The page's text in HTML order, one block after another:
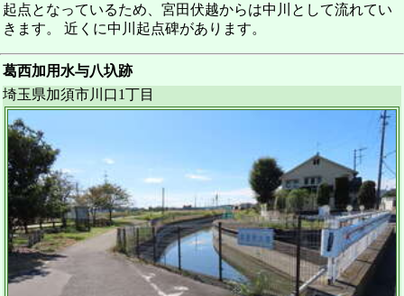
起点となっているため、宮田伏越からは中川として流れてい
きます。 近くに中川起点碑があります。
葛西加用水与八圦跡
埼玉県加須市川口1丁目